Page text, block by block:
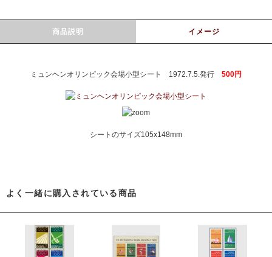
商品説明 イメージ
ミュンヘンオリンピック会場小型シート 1972.7.5.発行 500円
シートのサイズ105x148mm
よく一緒に購入されている商品